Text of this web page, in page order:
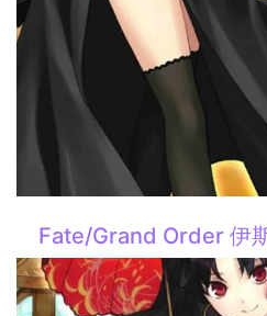
Fate/Grand Order 伊